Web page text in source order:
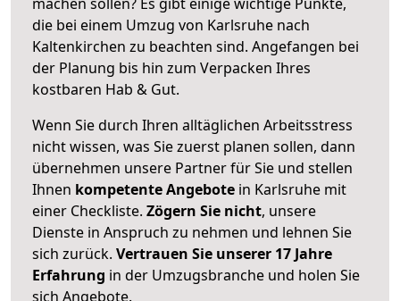
die bei einem Umzug von Karlsruhe nach
Kaltenkirchen zu beachten sind. Angefangen bei
der Planung bis hin zum Verpacken Ihres
kostbaren Hab & Gut.
Wenn Sie durch Ihren alltäglichen Arbeitsstress
nicht wissen, was Sie zuerst planen sollen, dann
übernehmen unsere Partner für Sie und stellen
Ihnen kompetente Angebote in Karlsruhe mit
einer Checkliste. Zögern Sie nicht, unsere
Dienste in Anspruch zu nehmen und lehnen Sie
sich zurück. Vertrauen Sie unserer 17 Jahre
Erfahrung in der Umzugsbranche und holen Sie
sich Angebote.